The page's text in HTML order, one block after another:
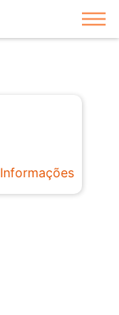
Informações